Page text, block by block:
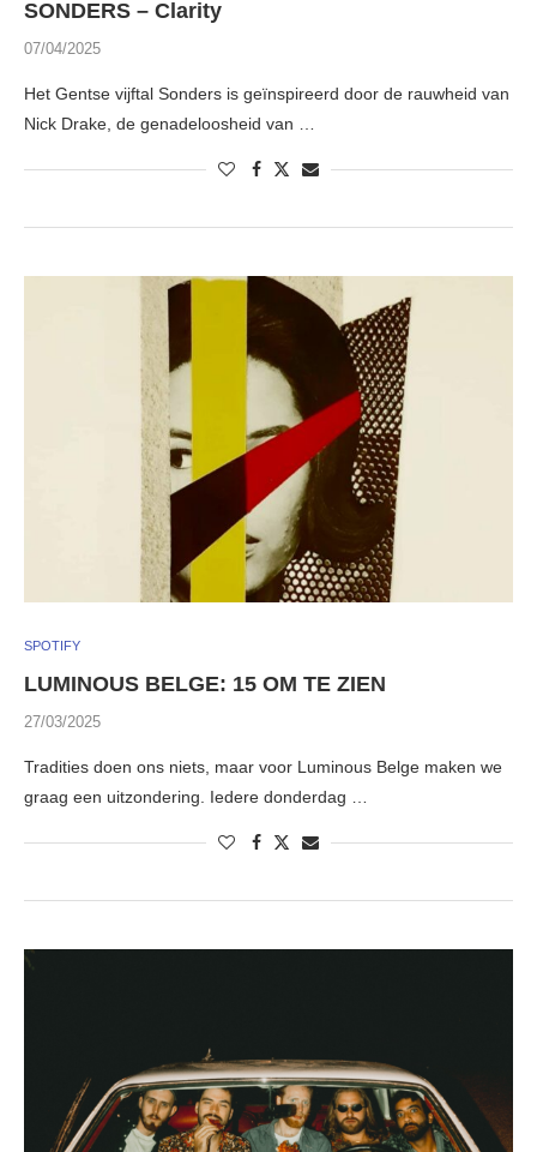
SONDERS – Clarity
07/04/2025
Het Gentse vijftal Sonders is geïnspireerd door de rauwheid van
Nick Drake, de genadeloosheid van …
SPOTIFY
LUMINOUS BELGE: 15 OM TE ZIEN
27/03/2025
Tradities doen ons niets, maar voor Luminous Belge maken we
graag een uitzondering. Iedere donderdag …